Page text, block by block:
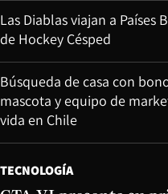
Las Diablas viajan a
de Hockey Césped
Búsqueda de casa con
mascota y equipo de
vida en Chile
TECNOLOGÍA